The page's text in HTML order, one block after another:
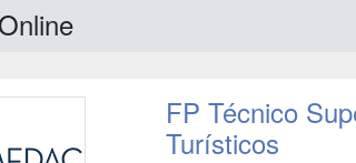
FP Técnico
Turísticos